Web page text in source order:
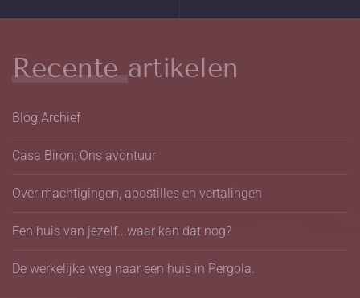
Recente artikelen
Blog Archief
Casa Biron: Ons avontuur
Over machtigingen, apostilles en vertalingen
Een huis van jezelf...waar kan dat nog?
De werkelijke weg naar een huis in Pergola.